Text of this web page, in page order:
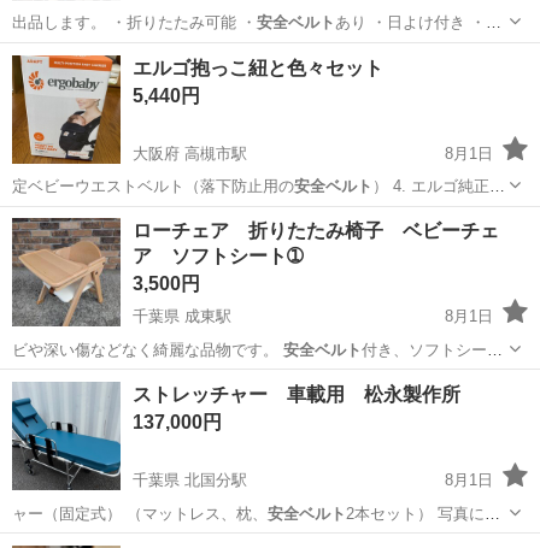
出品します。 ・折りたたみ可能 ・ 安全ベルトあり ・日よけ付き ・動
作に問題あり…
神奈川 横浜市 鶴見市場駅 ベビー用品
エルゴ抱っこ紐と色々セット
5,440円
大阪府 高槻市駅
8月1日
定ベビーウエストベルト（落下防止用の安全ベルト ） 4. エルゴ純正
ネックサポート…
大阪 高槻市 ベビー用品
ローチェア 折りたたみ椅子 ベビーチェ
ア ソフトシート➀
3,500円
千葉県 成東駅
8月1日
ビや深い傷などなく綺麗な品物です。 安全ベルト付き、ソフトシート
なので長い時間座っ…
千葉 山武市 成東駅 キッズ用品
ストレッチャー 車載用 松永製作所
137,000円
千葉県 北国分駅
8月1日
ャー（固定式） （マットレス、枕、 安全ベルト 2本セット） 写真には
写っていません…